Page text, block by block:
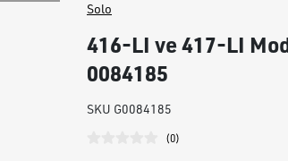
Solo
416-LI ve 417-LI
0084185
SKU G0084185
(0)